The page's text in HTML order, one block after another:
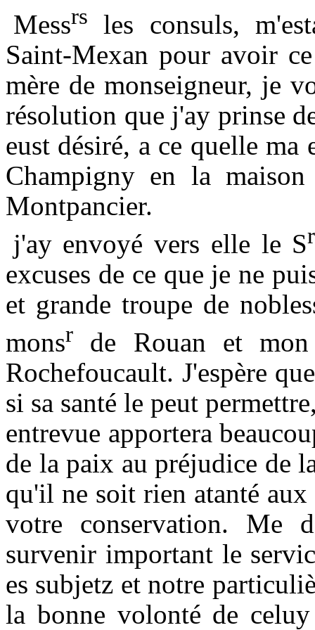
Messrs
les consuls,
Saint-Mexan pour avoir
mère de monseigneur, je
résolution que j'ay prinse
eust désiré, a ce quelle ma
Champigny en la
Montpancier.
j'ay envoyé vers elle le Sr
excuses de ce que je ne
et grande troupe de
monsr de Rouan et
Rochefoucault. J'espère
si sa santé le peut
entrevue apportera
de la paix au préjudice de
qu'il ne soit rien atanté
votre conservation. Me
survenir important le
es subjetz et notre
la bonne volonté de